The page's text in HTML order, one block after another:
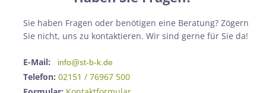
Sie haben Fragen oder benötigen eine Beratung? Zögern
Sie nicht, uns zu kontaktieren. Wir sind gerne für Sie da!
E-Mail: info@st-b-k.de
Telefon: 02151 / 76967 500